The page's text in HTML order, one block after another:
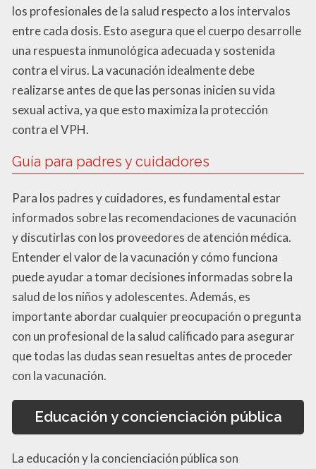
los profesionales de la salud respecto a los intervalos
entre cada dosis. Esto asegura que el cuerpo desarrolle
una respuesta inmunológica adecuada y sostenida
contra el virus. La vacunación idealmente debe
realizarse antes de que las personas inicien su vida
sexual activa, ya que esto maximiza la protección
contra el VPH.
Guía para padres y cuidadores
Para los padres y cuidadores, es fundamental estar
informados sobre las recomendaciones de vacunación
y discutirlas con los proveedores de atención médica.
Entender el valor de la vacunación y cómo funciona
puede ayudar a tomar decisiones informadas sobre la
salud de los niños y adolescentes. Además, es
importante abordar cualquier preocupación o pregunta
con un profesional de la salud calificado para asegurar
que todas las dudas sean resueltas antes de proceder
con la vacunación.
Educación y concienciación pública
La educación y la concienciación pública son